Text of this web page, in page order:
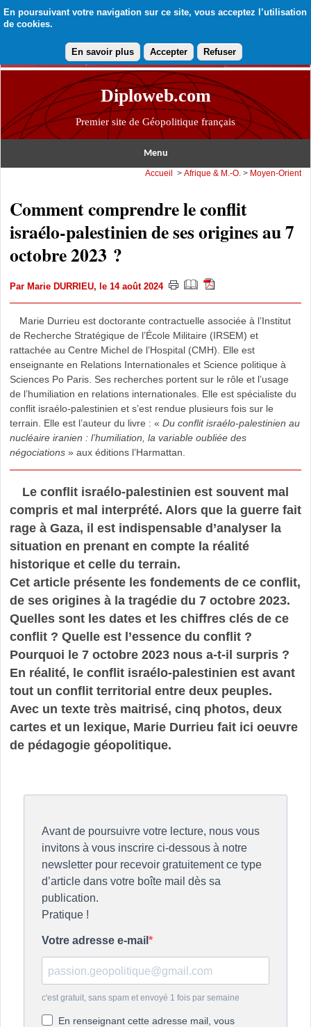
En poursuivant votre navigation sur ce site, vous acceptez l’utilisation
de cookies.
En savoir plus Accepter Refuser
Diploweb.com
Premier site de Géopolitique français
Menu
Accueil >Afrique & M.-O. > Moyen-Orient
Comment comprendre le conflit
israélo-palestinien de ses origines au 7
octobre 2023 ?
Par Marie DURRIEU, le 14 août 2024
Marie Durrieu est doctorante contractuelle associée à l’Institut
de Recherche Stratégique de l’École Militaire (IRSEM) et
rattachée au Centre Michel de l’Hospital (CMH). Elle est
enseignante en Relations Internationales et Science politique à
Sciences Po Paris. Ses recherches portent sur le rôle et l’usage
de l’humiliation en relations internationales. Elle est spécialiste du
conflit israélo-palestinien et s’est rendue plusieurs fois sur le
terrain. Elle est l’auteur du livre : « Du conflit israélo-palestinien au
nucléaire iranien : l’humiliation, la variable oubliée des
négociations» aux éditions l’Harmattan.
Le conflit israélo-palestinien est souvent mal
compris et mal interprété. Alors que la guerre fait
rage à Gaza, il est indispensable d’analyser la
situation en prenant en compte la réalité
historique et celle du terrain.
Cet article présente les fondements de ce conflit,
de ses origines à la tragédie du 7 octobre 2023.
Quelles sont les dates et les chiffres clés de ce
conflit ? Quelle est l’essence du conflit ?
Pourquoi le 7 octobre 2023 nous a-t-il surpris ?
En réalité, le conflit israélo-palestinien est avant
tout un conflit territorial entre deux peuples.
Avec un texte très maitrisé, cinq photos, deux
cartes et un lexique, Marie Durrieu fait ici oeuvre
de pédagogie géopolitique.